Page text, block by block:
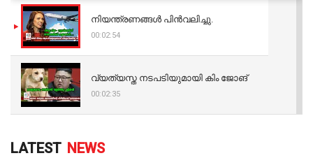
നിയന്ത്രണങ്ങള്‍ പിന്‍വലിച്ചു.
00:02:54
വ്യത്യസ്ത നടപടിയുമായി കിം ജോങ്
00:02:35
LATEST NEWS